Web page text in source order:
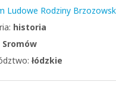
Ludowe Rodziny
historia
Sromów
łódzkie